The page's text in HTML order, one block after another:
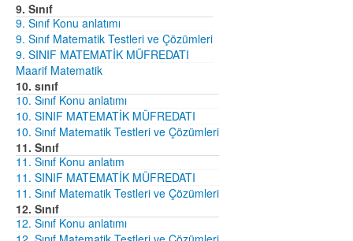
9. Sınıf
9. Sınıf Konu anlatımı
9. Sınıf Matematik Testleri ve Çözümleri
9. SINIF MATEMATİK MÜFREDATI
Maarif Matematik
10. sınıf
10. Sınıf Konu anlatımı
10. SINIF MATEMATİK MÜFREDATI
10. Sınıf Matematik Testleri ve Çözümleri
11. Sınıf
11. Sınıf Konu anlatım
11. SINIF MATEMATİK MÜFREDATI
11. Sınıf Matematik Testleri ve Çözümleri
12. Sınıf
12. Sınıf Konu anlatımı